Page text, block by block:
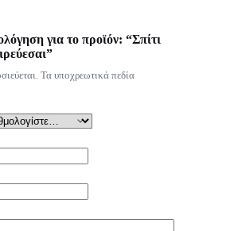
για το προϊόν: “Σπίτι
Τα υποχρεωτικά πεδία